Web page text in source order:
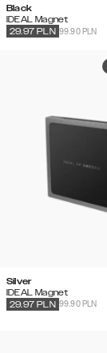
Black
IDEAL Magnet
99.90 PLN
29.97 PLN
Silver
IDEAL Magnet
99.90 PLN
29.97 PLN